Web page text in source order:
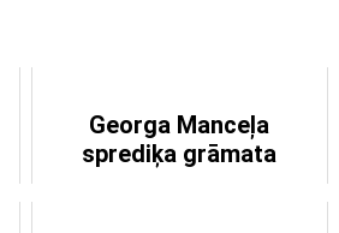
Georga Manceļa
sprediķa grāmata